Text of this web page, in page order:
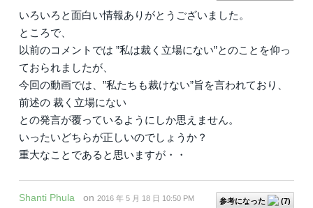
いろいろと面白い情報ありがとうございました。
ところで、
以前のコメントでは ”私は裁く立場にない”とのことを仰っ
ておられましたが、
今回の動画では、”私たちも裁けない”旨を言われており、
前述の 裁く立場にない
との発言が覆っているようにしか思えません。
いったいどちらが正しいのでしょうか？
重大なことであると思いますが・・
参考になった (7)
Shanti Phula on 2016 年 5 月 18 日 10:50 PM